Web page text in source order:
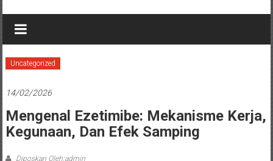
Uncategorized
14/02/2026
Mengenal Ezetimibe: Mekanisme Kerja,
Kegunaan, Dan Efek Samping
Diposkan Oleh:admin